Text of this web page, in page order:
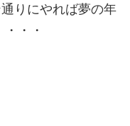
りにやれば夢の年
・・